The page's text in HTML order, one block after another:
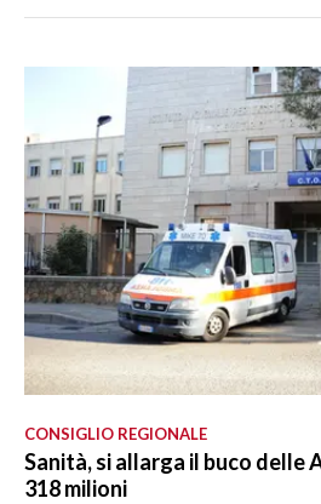
CONSIGLIO REGIONALE
Sanità, si allarga il buco delle
318 milioni